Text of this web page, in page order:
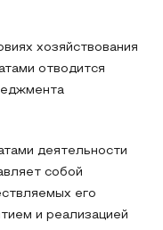
хозяйствования
отводится
деятельности
собой
его
и реализацией